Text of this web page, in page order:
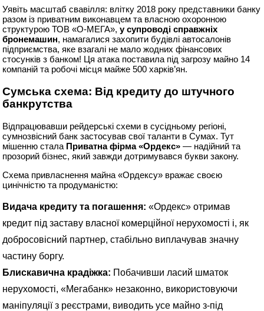
Уявіть масштаб свавілля: влітку 2018 року представники банку
разом із приватним виконавцем та власною охоронною
структурою ТОВ «О-МЕГА»,у супроводі справжніх
бронемашин, намагалися захопити будівлі автосалонів
підприємства, яке взагалі не мало жодних фінансових
стосунків з банком! Ця атака поставила під загрозу майно 14
компаній та робочі місця майже 500 харків’ян.
Сумська схема: Від кредиту до штучного
банкрутства
Відпрацювавши рейдерські схеми в сусідньому регіоні,
сумнозвісний банк застосував свої таланти в Сумах. Тут
мішенню стала Приватна фірма «Ордекс» — надійний та
прозорий бізнес, який завжди дотримувався букви закону.
Схема привласнення майна «Ордексу» вражає своєю
цинічністю та продуманістю:
Видача кредиту та погашення: «Ордекс» отримав
кредит під заставу власної комерційної нерухомості і, як
добросовісний партнер, стабільно виплачував значну
частину боргу.
Блискавична крадіжка: Побачивши ласий шматок
нерухомості, «Мегабанк» незаконно, використовуючи
маніпуляції з реєстрами, виводить усе майно з-під